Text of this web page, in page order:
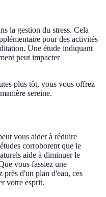
la gestion du stress. Cela
pour des activités
Une étude indiquant
peut impacter
plus tôt, vous vous offrez
sereine.
vous aider à réduire
corroborent que le
aide à diminuer le
vous fassiez une
près d'un plan d'eau, ces
votre esprit.